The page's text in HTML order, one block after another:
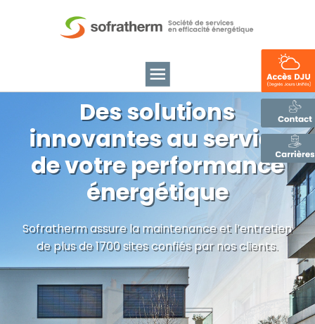
Des solutions
innovantes au service
de votre performance
énergétique
Sofratherm assure la maintenance et l’entretien
de plus de 1700 sites confiés par nos clients.